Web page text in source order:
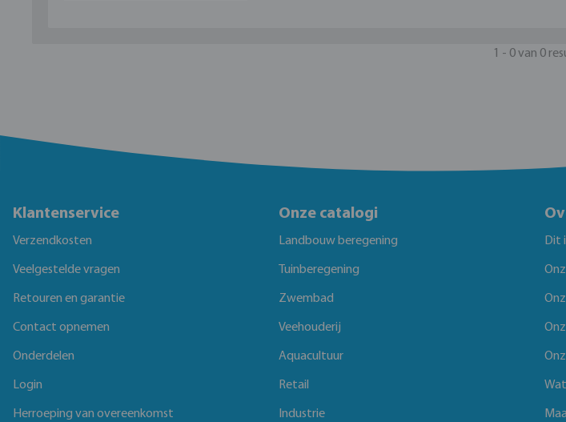
1 - 0 van 0
Klantenservice
Verzendkosten
Veelgestelde vragen
Retouren en garantie
Contact opnemen
Onderdelen
Login
Herroeping van overeenkomst
Onze catalogi
Landbouw beregening
Tuinberegening
Zwembad
Veehouderij
Aquacultuur
Retail
Industrie
Dit